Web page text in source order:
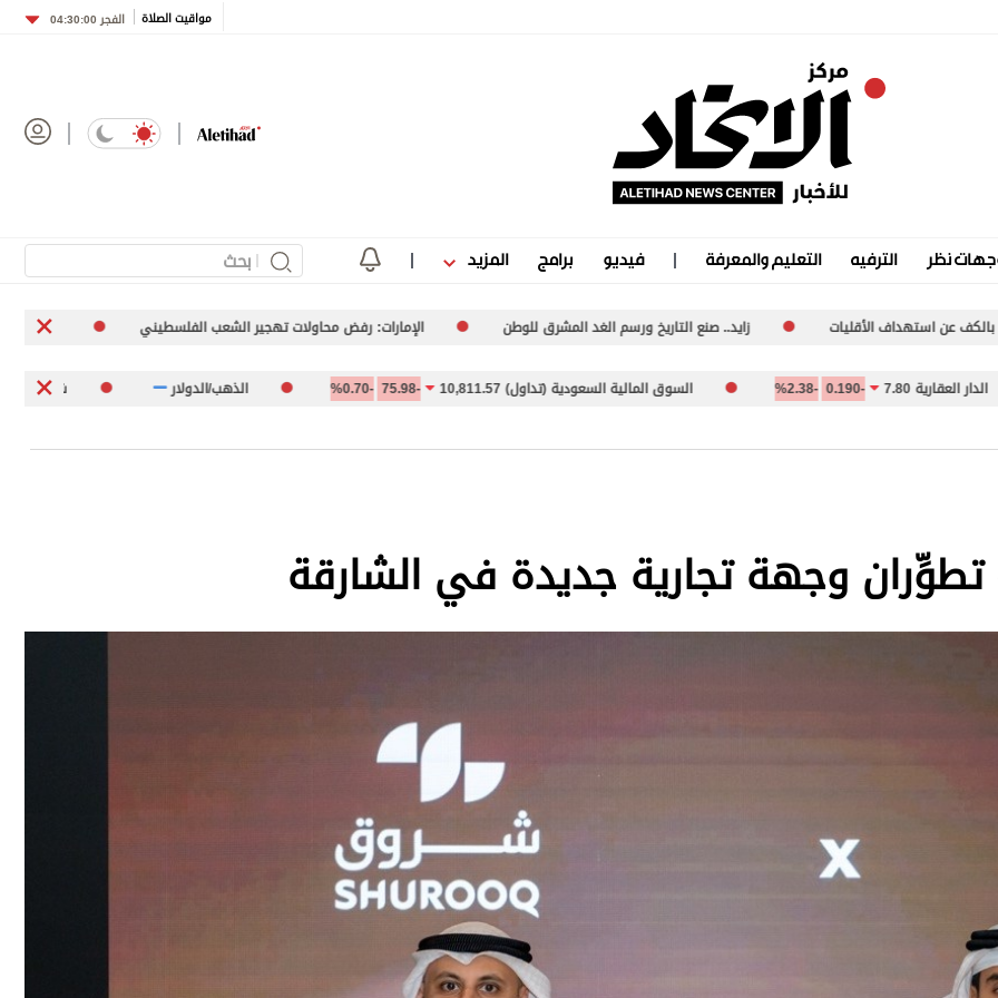
مواقيت الصلاة الفجر 04:30:00
نظر الترفيه التعليم والمعرفة فيديو برامج المزيد
زايد.. صنع التاريخ ورسم الغد المشرق للوطن الإمارات: رفض محاولات تهجير الشعب الفلسطيني برعاية حاكم الشارقة..
7.80
-0.190
-2.38% السوق المالية السعودية (تداول) 10,811.57 -75.98
-0.70% الذهب/الدولار شركة طيران أبوظبي 5.14
وجهة تجارية جديدة في الشارقة